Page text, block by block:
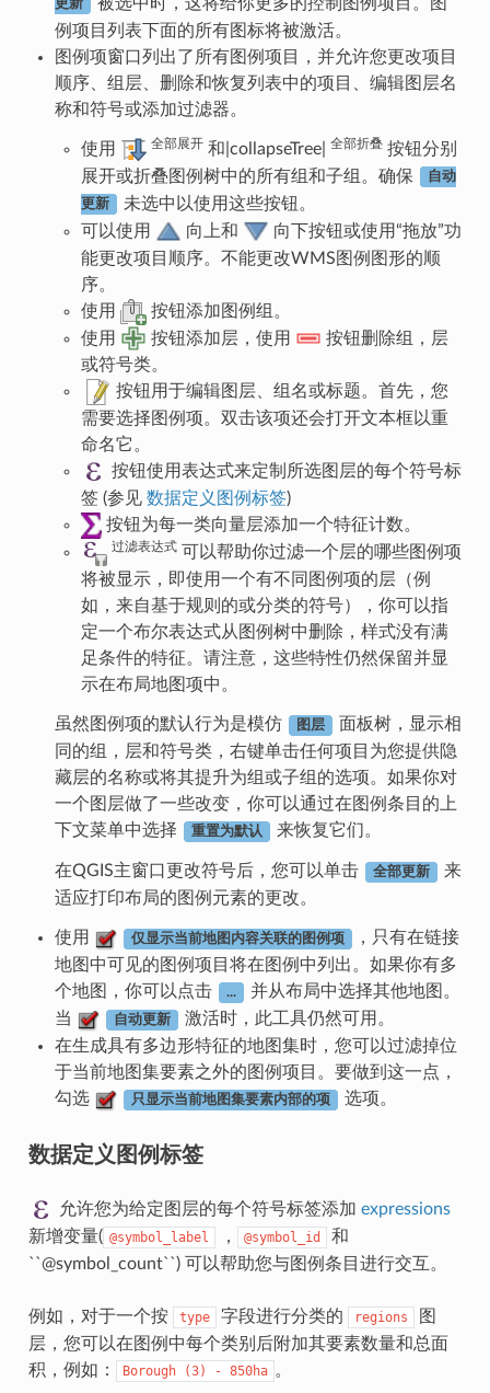
更新
例项目列表下面的所有图标将被激活。
图例项窗口列出了所有图例项目，并允许您更改项目
顺序、组层、删除和恢复列表中的项目、编辑图层名
称和符号或添加过滤器。
使用 全部展开和|collapseTree| 全部折叠按钮分别
展开或折叠图例树中的所有组和子组。确保
自动
更新
未选中以使用这些按钮。
可以使用
向上和
向下按钮或使用“拖放”功
能更改项目顺序。不能更改WMS图例图形的顺
序。
使用
按钮添加图例组。
使用
按钮添加层，使用
按钮删除组，层
或符号类。
按钮用于编辑图层、组名或标题。首先，您
需要选择图例项。双击该项还会打开文本框以重
命名它。
按钮使用表达式来定制所选图层的每个符号标
签 (参见 数据定义图例标签)
按钮为每一类向量层添加一个特征计数。
过滤表达式可以帮助你过滤一个层的哪些图例项
将被显示，即使用一个有不同图例项的层（例
如，来自基于规则的或分类的符号），你可以指
定一个布尔表达式从图例树中删除，样式没有满
足条件的特征。请注意，这些特性仍然保留并显
示在布局地图项中。
虽然图例项的默认行为是模仿 图层
面板树，显示相
同的组，层和符号类，右键单击任何项目为您提供隐
藏层的名称或将其提升为组或子组的选项。如果你对
一个图层做了一些改变，你可以通过在图例条目的上
下文菜单中选择
重置为默认 来恢复它们。
在QGIS主窗口更改符号后，您可以单击 全部更新
来
适应打印布局的图例元素的更改。
使用 仅显示当前地图内容关联的图例项
，只有在链接
地图中可见的图例项目将在图例中列出。如果你有多
个地图，你可以点击
...
并从布局中选择其他地图。
当
自动更新
激活时，此工具仍然可用。
在生成具有多边形特征的地图集时，您可以过滤掉位
于当前地图集要素之外的图例项目。要做到这一点，
勾选
只显示当前地图集要素内部的项 选项。
数据定义图例标签
允许您为给定图层的每个符号标签添加 expressions
新增变量( @symbol_label ， @symbol_id
和
``@symbol_count``) 可以帮助您与图例条目进行交互。
例如，对于一个按 type 字段进行分类的 regions
图
层，您可以在图例中每个类别后附加其要素数量和总面
积，例如：
Borough (3) - 850ha 。